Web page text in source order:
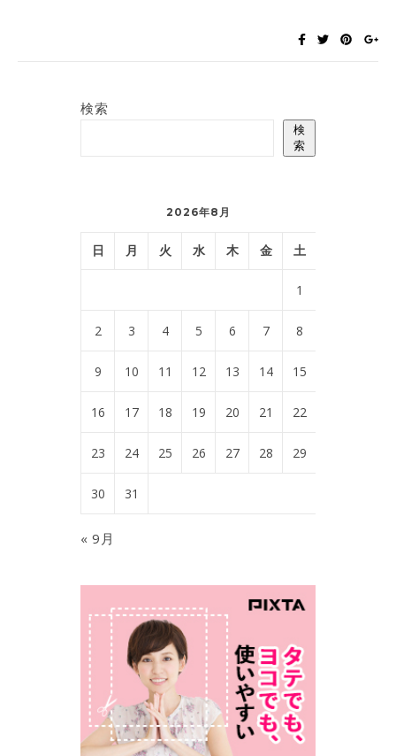
検索
検
索
2026年8月
日 月 火 水 木 金 土
1
2 3 4 5 6 7 8
9 10 11 12 13 14 15
16 17 18 19 20 21 22
23 24 25 26 27 28 29
30 31
« 9月